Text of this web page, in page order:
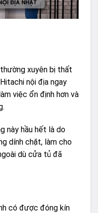
xuyên bị thất
nội địa ngay
việc ổn định hơn và
này hầu hết là do
dính chặt, làm cho
dù cửa tủ đã
có được đóng kín